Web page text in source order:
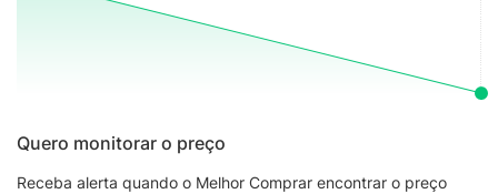
Quero monitorar o preço
Receba alerta quando o Melhor Comprar encontrar o preço